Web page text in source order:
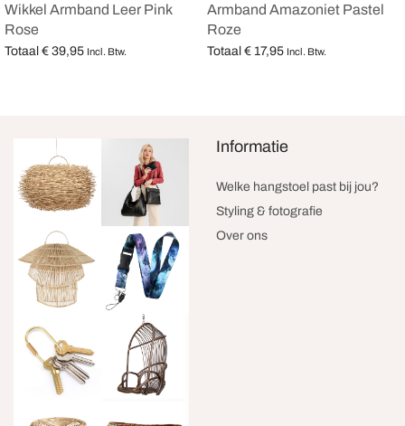
Wikkel Armband Leer Pink
Rose
Totaal € 39,95 Incl. Btw.
Armband Amazoniet Pastel
Roze
Totaal € 17,95 Incl. Btw.
Informatie
Welke hangstoel past bij jou?
Styling & fotografie
Over ons